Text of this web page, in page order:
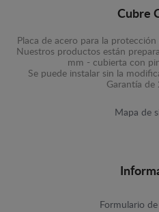
Cubre
Placa de acero para la
Nuestros productos están
mm - cubierta con
Se puede instalar sin la
Garantía de
Mapa de
Formulario